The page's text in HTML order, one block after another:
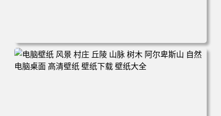
电脑壁纸 自然 树木 天空 星星 景观 夜晚 电脑桌面 高清壁纸
壁纸下载 壁纸大全